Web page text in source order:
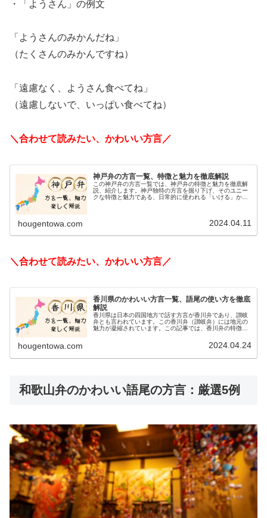
・「ようさん」の例文
「ようさんのみかんだね」
（たくさんのみかんですね）
「遠慮なく、ようさん食べてね」
（遠慮しないで、いっぱい食べてね）
＼合わせて読みたい、かわいい方言／
神戸弁の方言一覧、特徴と魅力を徹底解説
この神戸弁の方言一覧では、神戸弁の特徴と魅力を徹底解
説、紹介します。神戸独特の方言を掘り下げ、そのユニー
クな特徴と魅力である、日常的に使われる「いける」か
hougentowa.com 2024.04.11
＼合わせて読みたい、かわいい方言／
香川県のかわいい方言一覧、語尾の使い方を徹底
解説
香川県は日本の四国地方で話す方言が香川弁であり、讃岐
弁とも言われています。この香川弁（讃岐弁）には地元の
魅力が凝縮されています。この記事では、香川弁の特徴的
hougentowa.com 2024.04.24
和歌山弁のかわいい語尾の方言：厳選5例